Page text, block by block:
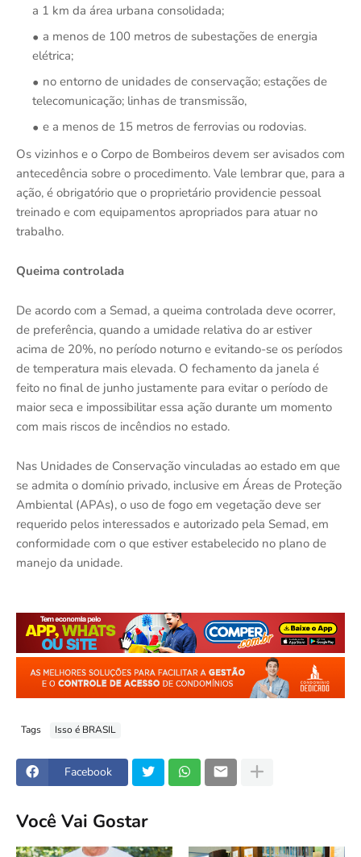
a 1 km da área urbana consolidada;
a menos de 100 metros de subestações de energia
elétrica;
no entorno de unidades de conservação; estações de
telecomunicação; linhas de transmissão,
e a menos de 15 metros de ferrovias ou rodovias.
Os vizinhos e o Corpo de Bombeiros devem ser avisados com
antecedência sobre o procedimento. Vale lembrar que, para a
ação, é obrigatório que o proprietário providencie pessoal
treinado e com equipamentos apropriados para atuar no
trabalho.
Queima controlada
De acordo com a Semad, a queima controlada deve ocorrer,
de preferência, quando a umidade relativa do ar estiver
acima de 20%, no período noturno e evitando-se os períodos
de temperatura mais elevada. O fechamento da janela é
feito no final de junho justamente para evitar o período de
maior seca e impossibilitar essa ação durante um momento
com mais riscos de incêndios no estado.
Nas Unidades de Conservação vinculadas ao estado em que
se admita o domínio privado, inclusive em Áreas de Proteção
Ambiental (APAs), o uso de fogo em vegetação deve ser
requerido pelos interessados e autorizado pela Semad, em
conformidade com o que estiver estabelecido no plano de
manejo da unidade.
Tags Isso é BRASIL
Facebook
Você Vai Gostar